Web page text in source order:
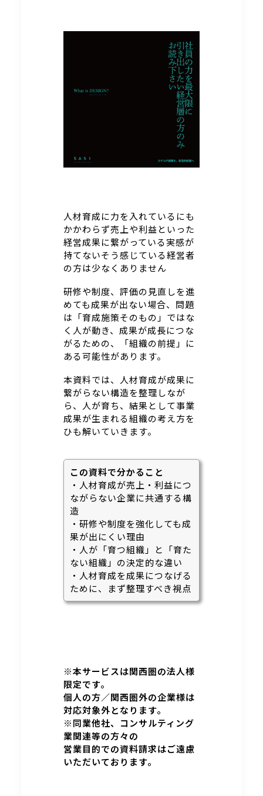
人材育成に力を入れているにも
かかわらず売上や利益といった
経営成果に繋がっている実感が
持てないそう感じている経営者
の方は少なくありません
研修や制度、評価の見直しを進
めても成果が出ない場合、問題
は「育成施策そのもの」ではな
く人が動き、成果が成長につな
がるための、「組織の前提」に
ある可能性があります。
本資料では、人材育成が成果に
繋がらない構造を整理しなが
ら、人が育ち、結果として事業
成果が生まれる組織の考え方を
ひも解いていきます。
この資料で分かること
・人材育成が売上・利益につ
ながらない企業に共通する構
造
・研修や制度を強化しても成
果が出にくい理由
・人が「育つ組織」と「育た
ない組織」の決定的な違い
・人材育成を成果につなげる
ために、まず整理すべき視点
※本サービスは関西圏の法人様
限定です。
個人の方／関西圏外の企業様は
対応対象外となります。
※同業他社、コンサルティング
業関連等の方々の
営業目的での資料請求はご遠慮
いただいております。